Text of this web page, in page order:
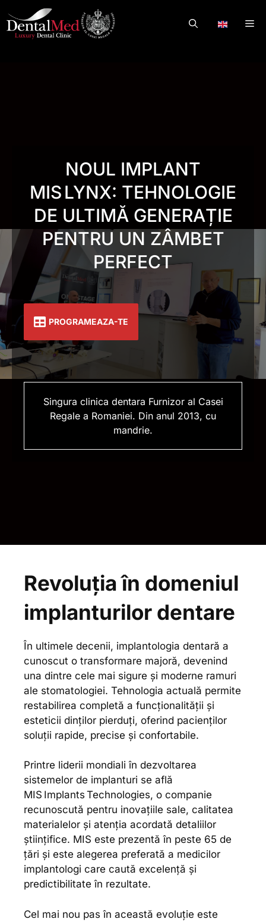
to
content
NOUL IMPLANT
MIS LYNX: TEHNOLOGIE
DE ULTIMĂ GENERAȚIE
PENTRU UN ZÂMBET
PERFECT
PROGRAMEAZA-TE
Singura clinica dentara Furnizor al Casei
Regale a Romaniei. Din anul 2013, cu
mandrie.
Revoluția în domeniul
implanturilor dentare
În ultimele decenii, implantologia dentară a
cunoscut o transformare majoră, devenind
una dintre cele mai sigure și moderne ramuri
ale stomatologiei. Tehnologia actuală permite
restabilirea completă a funcționalității și
esteticii dinților pierduți, oferind pacienților
soluții rapide, precise și confortabile.
Printre liderii mondiali în dezvoltarea
sistemelor de implanturi se află
MIS Implants Technologies, o companie
recunoscută pentru inovațiile sale, calitatea
materialelor și atenția acordată detaliilor
științifice. MIS este prezentă în peste 65 de
țări și este alegerea preferată a medicilor
implantologi care caută excelență și
predictibilitate în rezultate.
Cel mai nou pas în această evoluție este